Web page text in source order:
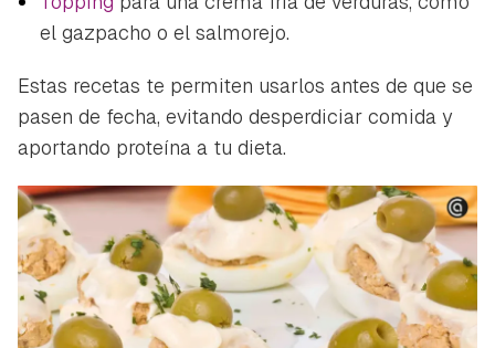
el gazpacho o el salmorejo.
Estas recetas te permiten usarlos antes de que se
pasen de fecha, evitando desperdiciar comida y
aportando proteína a tu dieta.